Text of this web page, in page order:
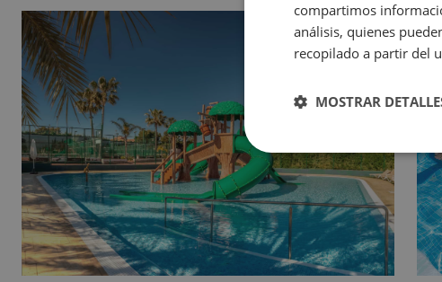
compartimos
análisis, quienes
recopilado a partir del
MOSTRAR